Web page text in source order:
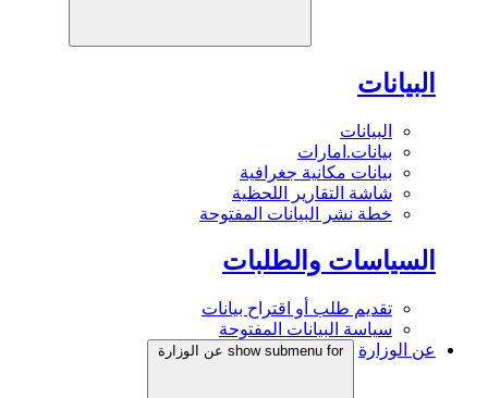
البيانات
البيانات
بيانات.امارات
بيانات مكانية جغرافية
شاشة التقارير اللحظية
خطة نشر البيانات المفتوحة
السياسات والطلبات
تقديم طلب أو اقتراح بيانات
سياسة البيانات المفتوحة
عن الوزارة
show submenu for عن الوزارة